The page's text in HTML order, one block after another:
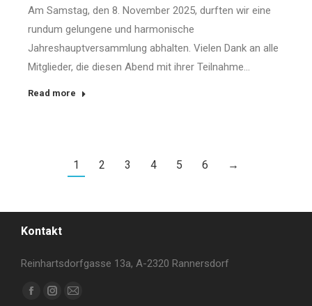
Am Samstag, den 8. November 2025, durften wir eine
rundum gelungene und harmonische
Jahreshauptversammlung abhalten. Vielen Dank an alle
Mitglieder, die diesen Abend mit ihrer Teilnahme…
Read more
1 2 3 4 5 6 →
Kontakt
Reinhartsdorfgasse 13a, A-2320 Rannersdorf
Finden Sie uns auf:
Facebook
Instagram
E-